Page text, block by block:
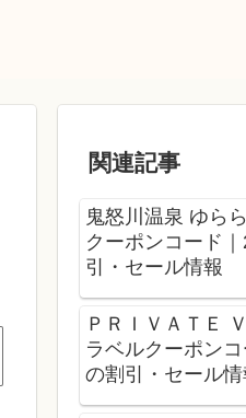
関連記事
鬼怒川温泉 ゆら
クーポンコード
引・セール情報
ＰＲＩＶＡＴＥ
ラベルクーポン
の割引・セール情